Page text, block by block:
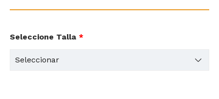
Seleccione Talla *